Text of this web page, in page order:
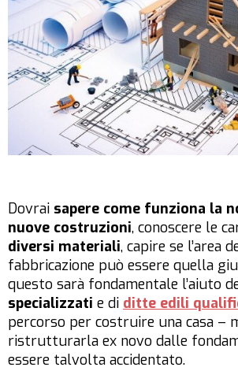
Dovrai sapere come funziona la
nuove costruzioni, conoscere le
diversi materiali, capire se l’area
fabbricazione può essere quella
questo sarà fondamentale l’aiuto
specializzati e di ditte edili
percorso per costruire una casa –
ristrutturarla ex novo dalle
essere talvolta accidentato.